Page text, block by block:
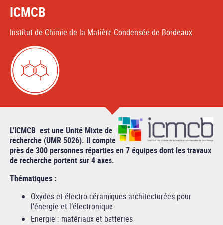
ICMCB
Institut de Chimie de la Matière Condensée de Bordeaux
L'ICMCB est une Unité Mixte de
recherche (UMR 5026). Il compte
près de 300 personnes réparties en 7 équipes dont les travaux
de recherche portent sur 4 axes.
Thématiques :
Oxydes et électro-céramiques architecturées pour
l’énergie et l’électronique
Energie : matériaux et batteries